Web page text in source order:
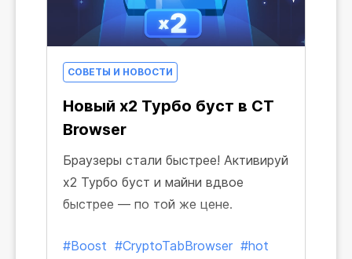
СОВЕТЫ И НОВОСТИ
Новый x2 Турбо буст в CT
Browser
Браузеры стали быстрее! Активируй
x2 Турбо буст и майни вдвое
быстрее — по той же цене.
#Boost #CryptoTabBrowser #hot